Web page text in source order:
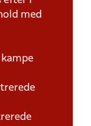
med